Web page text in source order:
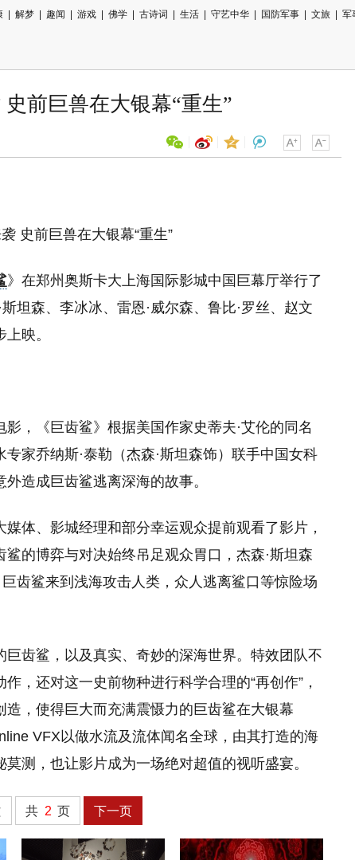
解梦 趣闻 游戏 佛学 古诗词 生活 守艺中华 国防军事 文旅
军
史前巨兽在大银幕“重生”
》在郑州奥斯卡大上海国际影城中国巨幕厅举行了
坦森、李冰冰、雷恩·威尔森、鲁比·罗丝、赵文
映。
，《巨齿鲨》根据美国作家史蒂夫·艾伦的同名
家乔纳斯·泰勒（杰森·斯坦森饰）联手中国女科
造成巨齿鲨逃离深海的故事。
体、影城经理和部分幸运观众提前观看了影片，
的博弈与对决始终吊足观众胃口，杰森·斯坦森
齿鲨来到浅海攻击人类，众人逃离鲨口等惊险场
齿鲨，以及真实、奇妙的深海世界。特效团队不
，还对这一史前物种进行科学合理的“再创作”，
，使得巨大而充满震慑力的巨齿鲨在大银幕
VFX以做水流及流体闻名全球，由其打造的海
测，也让影片成为一场绝对超值的视听盛宴。
共 2 页 下一页